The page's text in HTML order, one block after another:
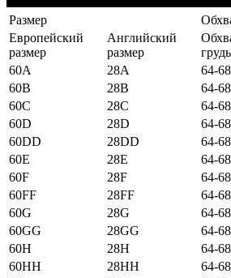
Размер
Европейский
размер
Английский
размер
60А
28А 64-68
60B
28B 64-68
60C
28C 64-68
60D
28D 64-68
60DD
28DD 64-68
60E
28E 64-68
60F
28F 64-68
60FF
28FF 64-68
60G
28G 64-68
60GG
28GG 64-68
60H
28H 64-68
60HH
28HH 64-68